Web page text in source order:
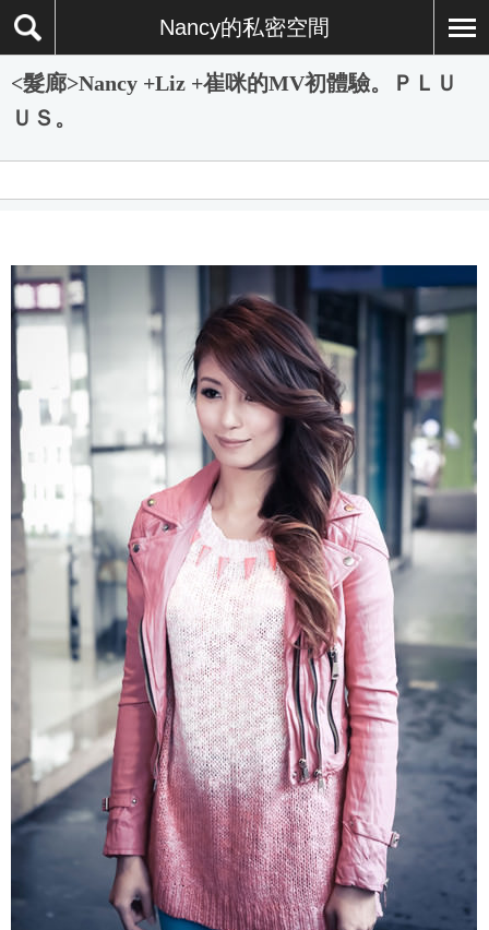
Nancy的私密空間
<髮廊>Nancy +Liz +崔咪的MV初體驗。ＰＬＵ
ＵＳ。